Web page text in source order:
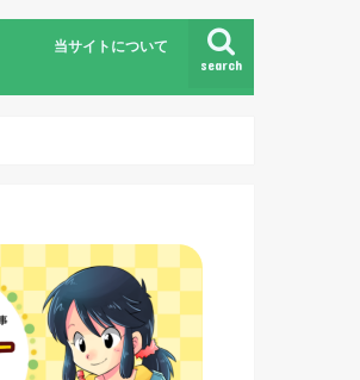
search
当サイトについて